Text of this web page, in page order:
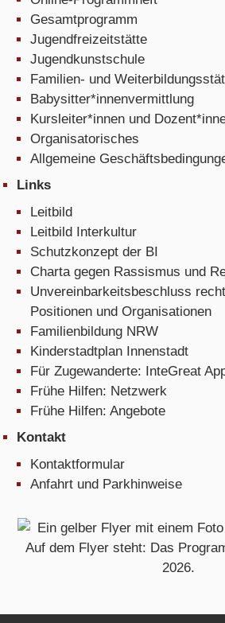
Gesamtprogramm
Jugendfreizeitstätte
Jugendkunstschule
Familien- und
Babysitter*innenvermittlung
Kursleiter*innen und
Organisatorisches
Allgemeine
Links
Leitbild
Leitbild Interkultur
Schutzkonzept der BI
Charta gegen Rassismus und
Unvereinbarkeitsbeschluss
Positionen und Organisationen
Familienbildung NRW
Kinderstadtplan Innenstadt
Für Zugewanderte: InteGreat
Frühe Hilfen: Netzwerk
Frühe Hilfen: Angebote
Kontakt
Kontaktformular
Anfahrt und Parkhinweise